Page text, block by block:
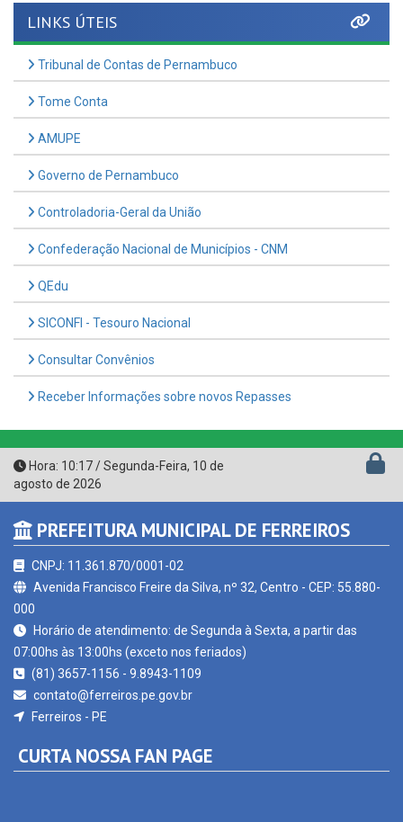
Tribunal de Contas de Pernambuco
Tome Conta
AMUPE
Governo de Pernambuco
Controladoria-Geral da União
Confederação Nacional de Municípios - CNM
QEdu
SICONFI - Tesouro Nacional
Consultar Convênios
Receber Informações sobre novos Repasses
Hora:10:17/Segunda-Feira,10 de
agosto de 2026
PREFEITURA MUNICIPAL DE FERREIROS
CNPJ: 11.361.870/0001-02
000
Horário de atendimento: de Segunda à Sexta, a partir das
07:00hs às 13:00hs (exceto nos feriados)
(81) 3657-1156 - 9.8943-1109
contato@ferreiros.pe.gov.br
Ferreiros - PE
CURTA NOSSA FAN PAGE